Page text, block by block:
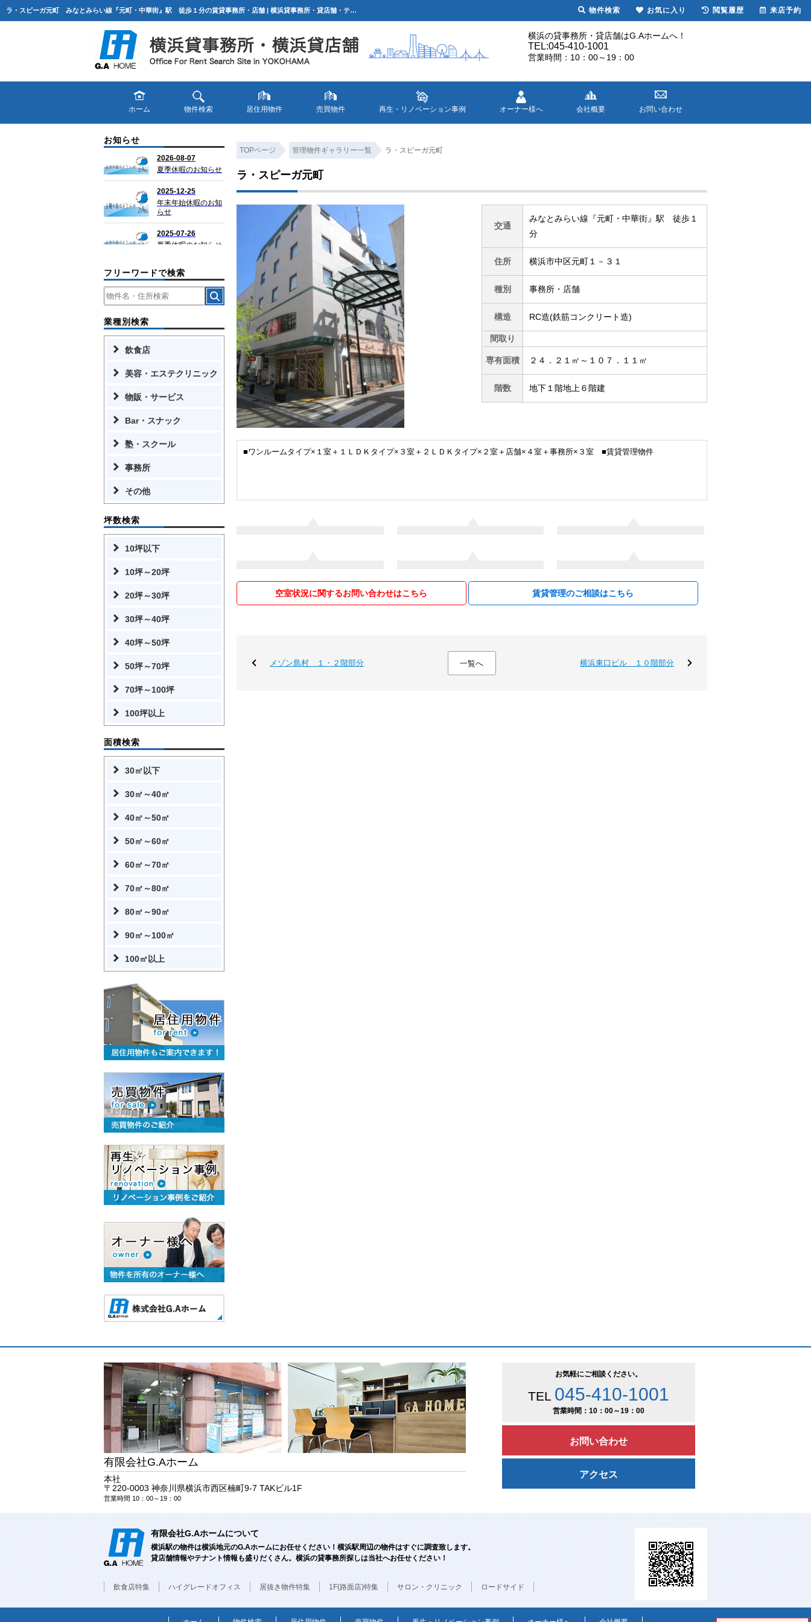
ラ・スピーガ元町 みなとみらい線『元町・中華街』駅 徒歩１分の賃貸事務所・店舗 | 横浜貸事務所・貸店舗・テナント情報【G.Aホーム】
横浜の貸事務所・貸店舗はG.Aホームへ！
TEL:045-410-1001
営業時間：10：00～19：00
ホーム 物件検索 居住用物件 売買物件 再生・リノベーション事例 オーナー様へ 会社概要 お問い合わせ
TOPページ 管理物件ギャラリー一覧 ラ・スピーガ元町
ラ・スピーガ元町
交通
みなとみらい線『元町・中華街』駅 徒歩１
分
住所 横浜市中区元町１－３１
種別 事務所・店舗
構造 RC造(鉄筋コンクリート造)
間取り
専有面積 ２４．２１㎡～１０７．１１㎡
階数 地下１階地上６階建
■ワンルームタイプ×１室＋１ＬＤＫタイプ×３室＋２ＬＤＫタイプ×２室＋店舗×４室＋事務所×３室 ■賃貸管理物件
空室状況に関するお問い合わせはこちら 賃貸管理のご相談はこちら
メゾン島村 １・２階部分 一覧へ 横浜東口ビル １０階部分
お知らせ
フリーワードで検索
業種別検索
飲食店
美容・エステクリニック
物販・サービス
Bar・スナック
塾・スクール
事務所
その他
坪数検索
10坪以下
10坪～20坪
20坪～30坪
30坪～40坪
40坪～50坪
50坪～70坪
70坪～100坪
100坪以上
面積検索
30㎡以下
30㎡～40㎡
40㎡～50㎡
50㎡～60㎡
60㎡～70㎡
70㎡～80㎡
80㎡～90㎡
90㎡～100㎡
100㎡以上
有限会社G.Aホーム
本社
〒220-0003 神奈川県横浜市西区楠町9-7 TAKビル1F
営業時間 10：00～19：00
お気軽にご相談ください。
TEL 045-410-1001
営業時間：10：00～19：00
お問い合わせ
アクセス
有限会社G.Aホームについて
横浜駅の物件は横浜地元のG.Aホームにお任せください！横浜駅周辺の物件はすぐに調査致します。
貸店舗情報やテナント情報も盛りだくさん。横浜の貸事務所探しは当社へお任せください！
飲食店特集 ハイグレードオフィス 居抜き物件特集 1F(路面店)特集 サロン・クリニック ロードサイド
物件検索 お気に入り 閲覧履歴 来店予約